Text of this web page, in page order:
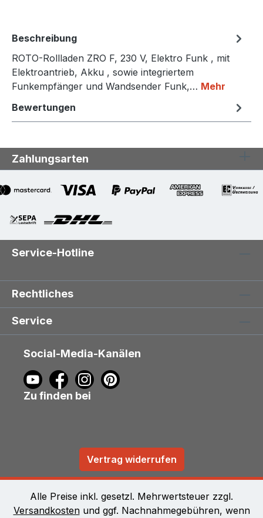
Beschreibung
ROTO-Rollladen ZRO F, 230 V, Elektro Funk , mit
Elektroantrieb, Akku , sowie integriertem
Funkempfänger und Wandsender Funk,… Mehr
Bewertungen
Zahlungsarten
Service-Hotline
Rechtliches
Service
Social-Media-Kanälen
Zu finden bei
Vertrag widerrufen
Alle Preise inkl. gesetzl. Mehrwertsteuer zzgl.
Versandkostenund ggf. Nachnahmegebühren, wenn